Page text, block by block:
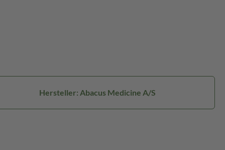
Hersteller: Abacus Medicine A/S